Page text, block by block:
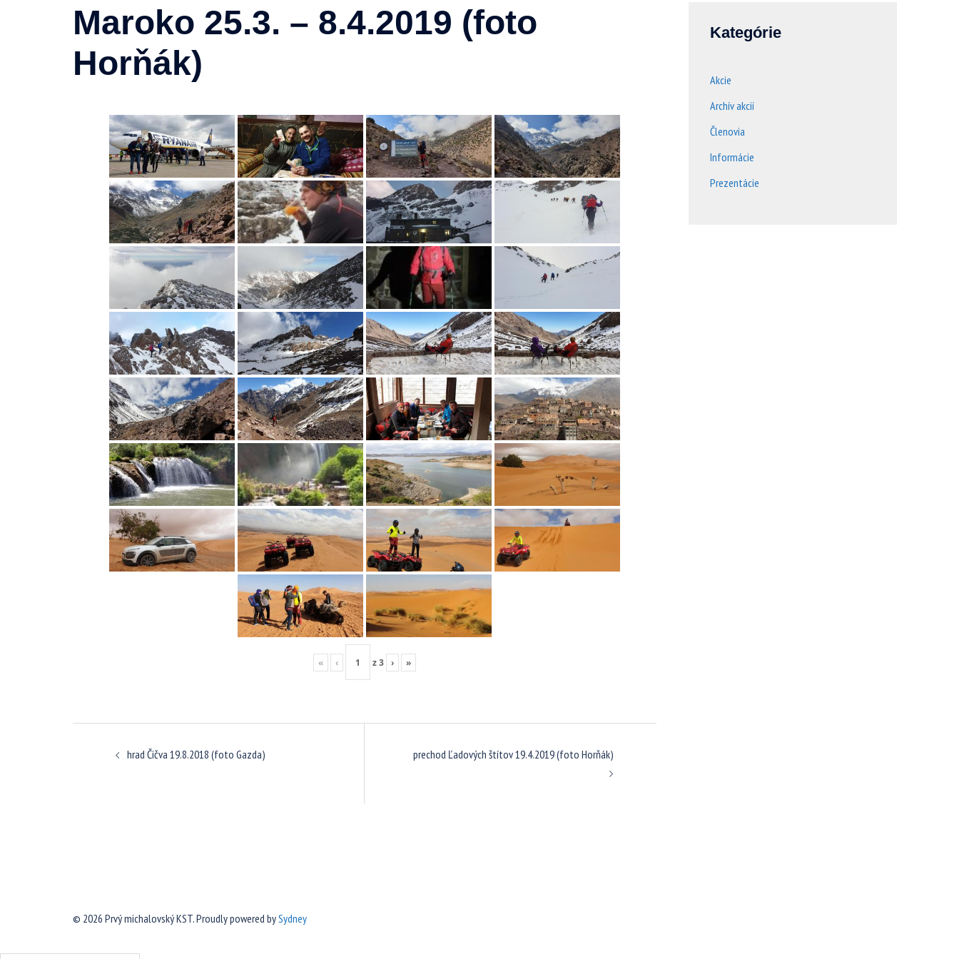
Maroko 25.3. – 8.4.2019 (foto
Horňák)
« ‹ z3 › »
Navigácia
hrad Čičva 19.8.2018 (foto Gazda) prechod Ľadových štítov 19.4.2019 (foto Horňák)
Kategórie
Akcie
Archív akcií
Členovia
Informácie
Prezentácie
© 2026 Prvý michalovský KST. Proudly powered bySydney